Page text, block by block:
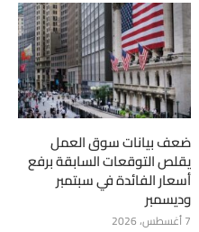
ضعف بيانات سوق العمل
يقلص التوقعات السابقة برفع
أسعار الفائدة في سبتمبر
وديسمبر
7 أغسطس، 2026